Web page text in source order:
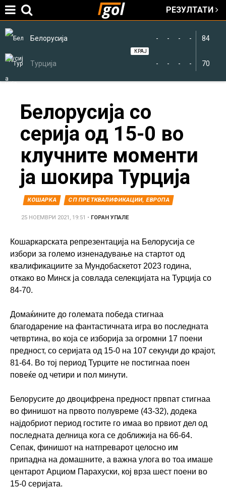
РЕЗУЛТАТИ
Белорусија
Турција
84
70
-
-
-
-
-
-
-
-
КРАЈ
here
Белорусија со
серија од 15-0 во
клучните моменти
ја шокира Турција
КОШАРКА СП ПРЕТКВАЛИФИКАЦИИ, ЕВРОПА
25 НОЕМВРИ 2021, 19:51 • ГОРАН УПАЛЕ
Кошаркарската репрезентација на Белорусија се
избори за големо изненадување на стартот од
квалификациите за Мундобаскетот 2023 година,
откако во Минск ја совлада селекцијата на Турција со
84-70.
Домаќините до големата победа стигнаа
благодарение на фантастичната игра во последната
четвртина, во која се изборија за огромни 17 поени
предност, со серијата од 15-0 на 107 секунди до крајот,
81-64. Во тој период Турците не постигнаа поен
повеќе од четири и пол минути.
Белорусите до двоцифрена предност првпат стигнаа
во финишот на првото полувреме (43-32), додека
најдобриот период гостите го имаа во првиот дел од
последната делница кога се доближија на 66-64.
Сепак, финишот на натпреварот целосно им
припадна на домашните, а важна улога во тоа имаше
центарот Арциом Парахуски, кој врза шест поени во
15-0 серијата.